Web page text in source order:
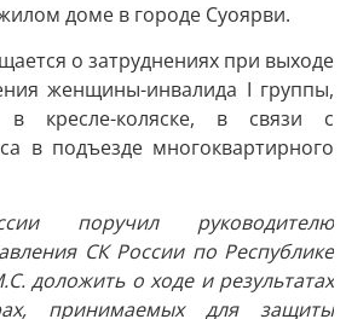
доме в городе Суоярви.
о затруднениях при выходе
женщины-инвалида I группы,
в кресле-коляске, в связи с
в подъезде многоквартирного
поручил руководителю
СК России по Республике
доложить о ходе и результатах
принимаемых для защиты